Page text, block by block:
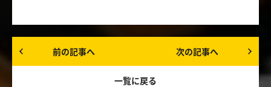
前の記事へ
一覧に戻る
次の記事へ